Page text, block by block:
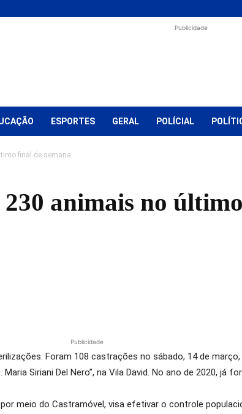
Publicidade
ESPORTES GERAL POLÍCIAL
final de semana
animais no
Publicidade
Foram 108 castrações no sábado, 14 de março,
Siriani Del Nero”, na Vila David. No ano de 2020, já
meio do Castramóvel, visa efetivar o controle popu